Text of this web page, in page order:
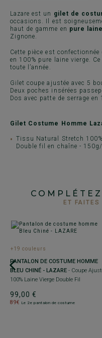
Lazare est un gilet de
occasions. Il est
haut de gamme en pure
Zignone.
Cette pièce est
en 100% pure laine vierge.
toute l’année.
Gilet coupe ajustée avec 5
Deux poches insérées
Dos avec patte de serrage en
Gilet Costume Homme
Tissu Natural Stretch 100%
Double fil en chaîne -
ET FAITES
+19 couleurs
PANTALON DE COSTUME HOMME
BLEU CHINÉ - LAZARE - Coupe
100% Laine Vierge Double Fil
99,00 €
89€ Le 2e pantalon de costume